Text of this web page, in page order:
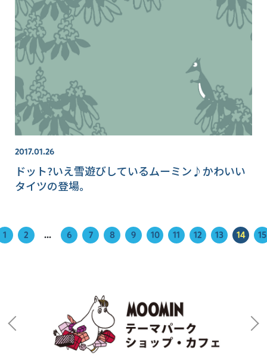
2017.01.26
ドット?いえ雪遊びしているムーミン♪かわいい
タイツの登場。
1 2 ... 6 7 8 9 10 11 12 13 14 15